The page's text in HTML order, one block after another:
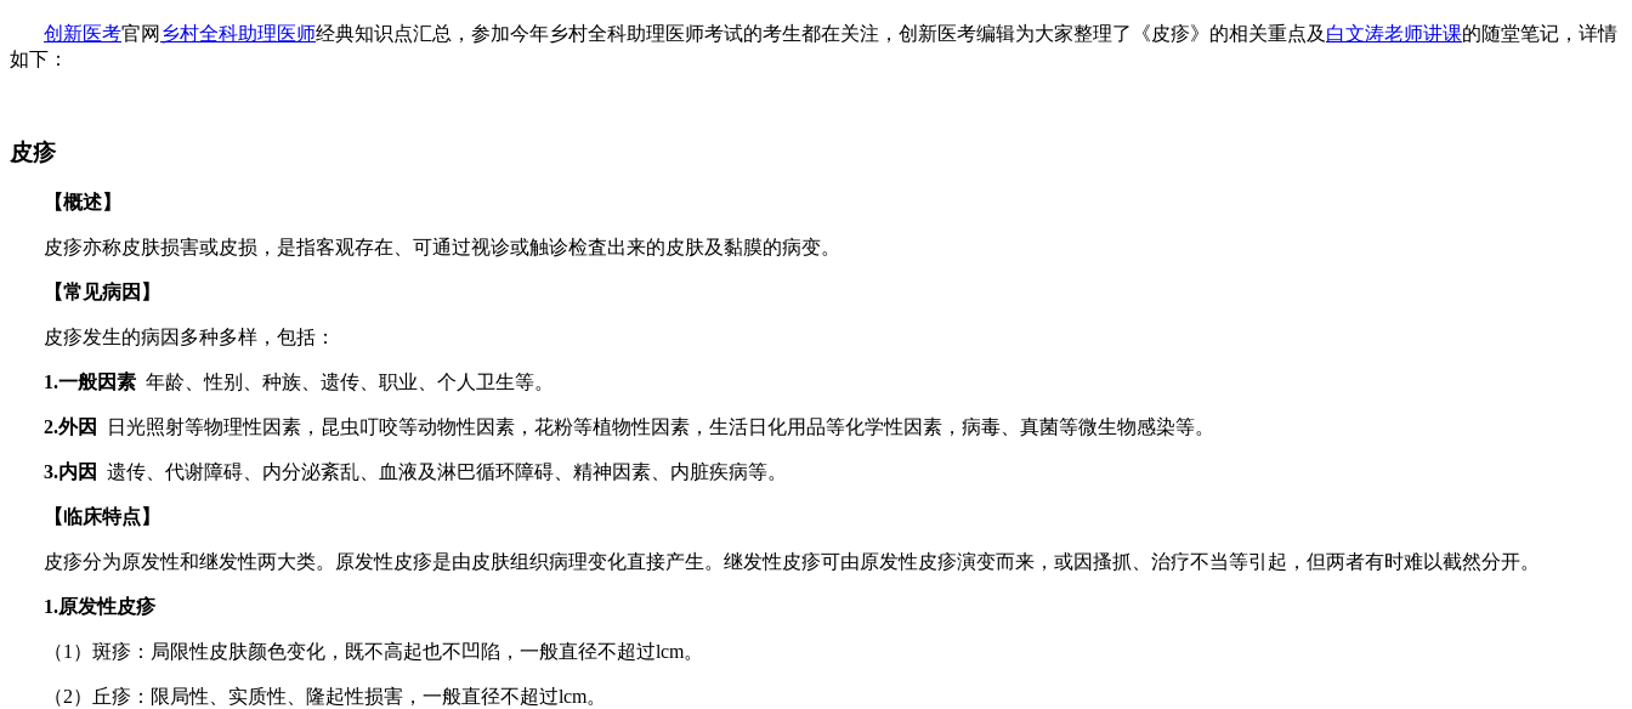
创新医考官网 乡村全科助理医师经典知识点汇总，参加今年乡村全科助理医师考试的考生都在关注，创新医考编辑为大家整理了《皮疹》的相关重点及 白文涛老师讲课的随堂笔记，详情
如下：
皮疹
【概述】
皮疹亦称皮肤损害或皮损，是指客观存在、可通过视诊或触诊检査出来的皮肤及黏膜的病变。
【常见病因 】
皮疹发生的病因多种多样，包括：
1.一般因素 年龄、性别、种族、遗传、职业、个人卫生等。
2.外因 日光照射等物理性因素，昆虫叮咬等动物性因素，花粉等植物性因素，生活日化用品等化学性因素，病毒、真菌等微生物感染等。
3.内因 遗传、代谢障碍、内分泌紊乱、血液及淋巴循环障碍、精神因素、内脏疾病等。
【临床特点 】
皮疹分为原发性和继发性两大类。原发性皮疹是由皮肤组织病理变化直接产生。继发性皮疹可由原发性皮疹演变而来，或因搔抓、治疗不当等引起，但两者有时难以截然分开。
1.原发性皮疹
（1）斑疹：局限性皮肤颜色变化，既不高起也不凹陷， 一般直径不超过lcm。
（2）丘疹： 限局性、实质性、隆起性损害，一般直径不超过lcm。